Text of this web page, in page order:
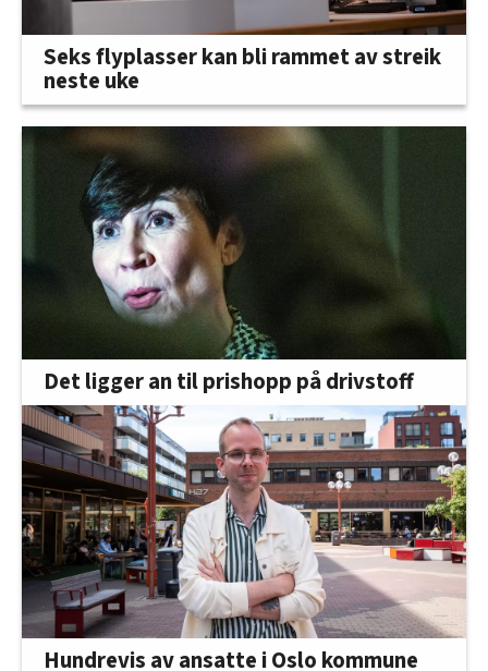
Seks flyplasser kan bli rammet av streik
neste uke
Det ligger an til prishopp på drivstoff
Hundrevis av ansatte i Oslo kommune